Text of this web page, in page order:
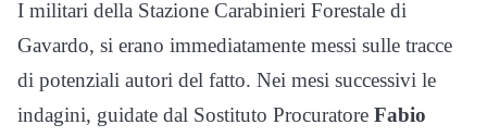
I militari della Stazione Carabinieri Forestale di
Gavardo, si erano immediatamente messi sulle tracce
di potenziali autori del fatto. Nei mesi successivi le
indagini, guidate dal Sostituto Procuratore Fabio